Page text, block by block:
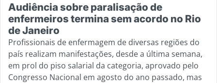
Audiência sobre paralisação de
enfermeiros termina sem acordo no Rio
de Janeiro
Profissionais de enfermagem de diversas regiões do
país realizam manifestações, desde a última semana,
em prol do piso salarial da categoria, aprovado pelo
Congresso Nacional em agosto do ano passado, mas